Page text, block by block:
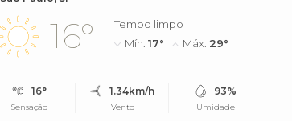
16°
Tempo limpo
Mín.17° Máx. 29°
16°
Sensação
1.34km/h
Vento
93%
Umidade